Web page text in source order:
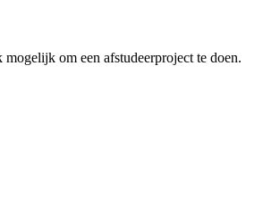
om een afstudeerproject te doen.